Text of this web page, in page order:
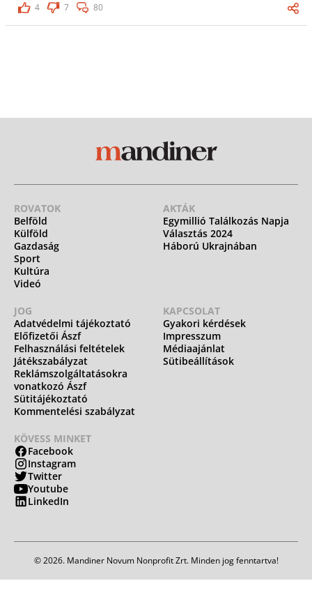
4
7 80
ROVATOK
Belföld
Külföld
Gazdaság
Sport
Kultúra
Videó
AKTÁK
Egymillió Találkozás Napja
Választás 2024
Háború Ukrajnában
JOG
Adatvédelmi tájékoztató
Előfizetői Ászf
Felhasználási feltételek
Játékszabályzat
Reklámszolgáltatásokra
vonatkozó Ászf
Sütitájékoztató
Kommentelési szabályzat
KAPCSOLAT
Gyakori kérdések
Impresszum
Médiaajánlat
Sütibeállítások
KÖVESS MINKET
Facebook
Instagram
Twitter
Youtube
LinkedIn
© 2026. Mandiner Novum Nonprofit Zrt. Minden jog fenntartva!